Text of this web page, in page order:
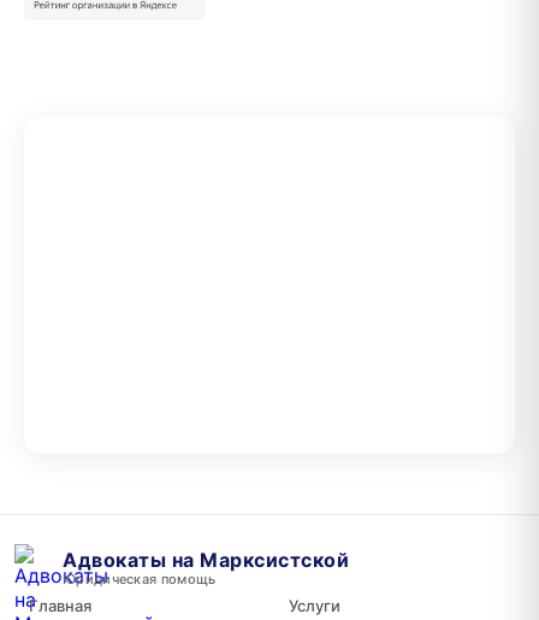
Адвокаты на Марксистской
Юридическая помощь
Главная Услуги